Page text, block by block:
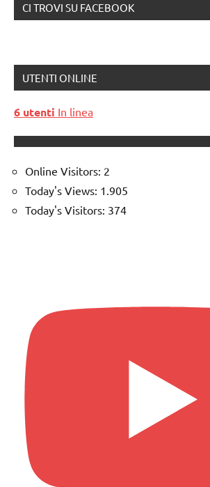
CI TROVI SU FACEBOOK
UTENTI ONLINE
6 utenti In linea
Online Visitors: 2
Today's Views: 1.905
Today's Visitors: 374